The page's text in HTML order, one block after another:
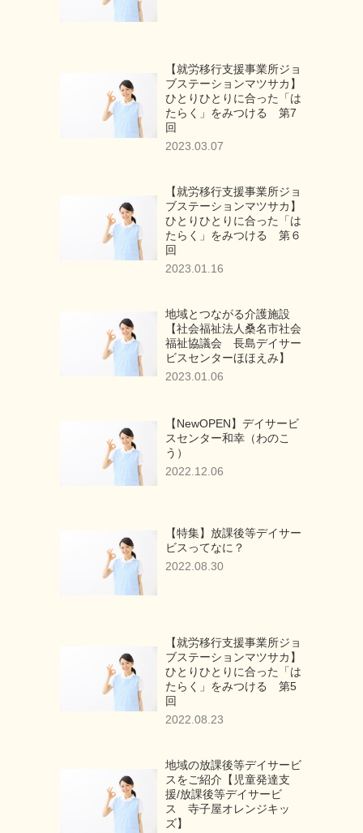
【就労移行支援事業所ジョ
ブステーションマツサカ】
ひとりひとりに合った「は
たらく」をみつける 第7
回
2023.03.07
【就労移行支援事業所ジョ
ブステーションマツサカ】
ひとりひとりに合った「は
たらく」をみつける 第６
回
2023.01.16
地域とつながる介護施設
【社会福祉法人桑名市社会
福祉協議会 長島デイサー
ビスセンターほほえみ】
2023.01.06
【NewOPEN】デイサービ
スセンター和幸（わのこ
う）
2022.12.06
【特集】放課後等デイサー
ビスってなに？
2022.08.30
【就労移行支援事業所ジョ
ブステーションマツサカ】
ひとりひとりに合った「は
たらく」をみつける 第5
回
2022.08.23
地域の放課後等デイサービ
スをご紹介【児童発達支
援/放課後等デイサービ
ス 寺子屋オレンジキッ
ズ】